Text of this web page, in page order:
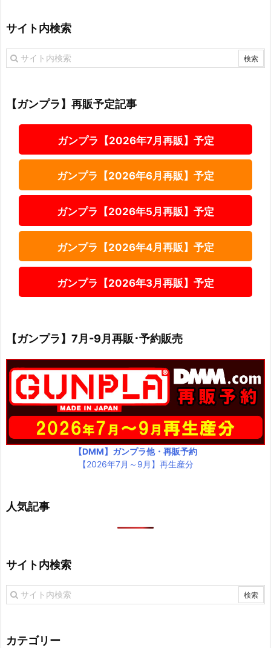
サイト内検索
【ガンプラ】再販予定記事
ガンプラ【2026年7月再販】予定
ガンプラ【2026年6月再販】予定
ガンプラ【2026年5月再販】予定
ガンプラ【2026年4月再販】予定
ガンプラ【2026年3月再販】予定
【ガンプラ】7月-9月再販･予約販売
【DMM】ガンプラ他・再販予約
【2026年7月～9月】再生産分
人気記事
サイト内検索
カテゴリー